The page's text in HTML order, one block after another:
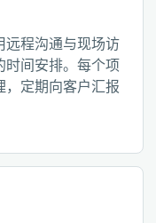
远程沟通与现场访
时间安排。每个项
，定期向客户汇报